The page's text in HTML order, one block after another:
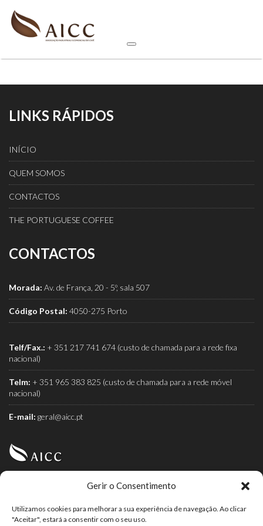
Gerir o Consentimento
Utilizamos cookies para melhorar a sua experiência de navegação. Ao clicar
"Aceitar", estará a consentir com o seu uso.
LINKS RÁPIDOS
INÍCIO
QUEM SOMOS
CONTACTOS
THE PORTUGUESE COFFEE
CONTACTOS
Morada: Av. de França, 20 - 5º, sala 507
Código Postal: 4050-275 Porto
Telf/Fax.: + 351 217 741 674 (custo de chamada para a rede fixa
nacional)
Telm: + 351 965 383 825 (custo de chamada para a rede móvel
nacional)
E-mail: geral@aicc.pt
AICC (Associação Industrial e Comercial do Café) é a
associação dos torrefactores de café.